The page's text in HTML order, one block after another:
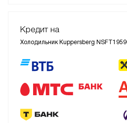
Кредит на
Холодильник Kuppersberg